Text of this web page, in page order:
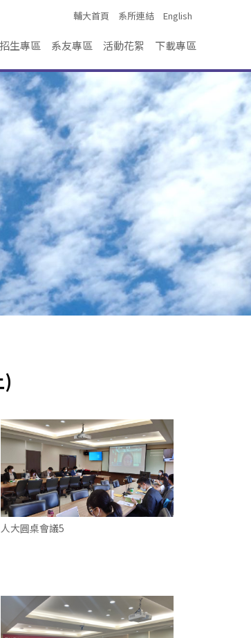
輔大首頁 系所連結 English
招生專區 系友專區 活動花絮 下載專區
人大圓桌會議5